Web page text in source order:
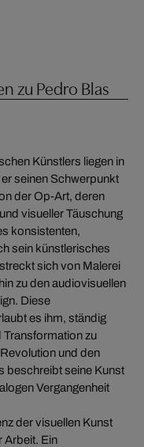
zu Pedro Blas
Künstlers liegen in
seinen Schwerpunkt
der Op-Art, deren
visueller Täuschung
konsistenten,
sein künstlerisches
sich von Malerei
zu den audiovisuellen
Diese
es ihm, ständig
Transformation zu
und den
beschreibt seine Kunst
Vergangenheit
der visuellen Kunst
Arbeit. Ein